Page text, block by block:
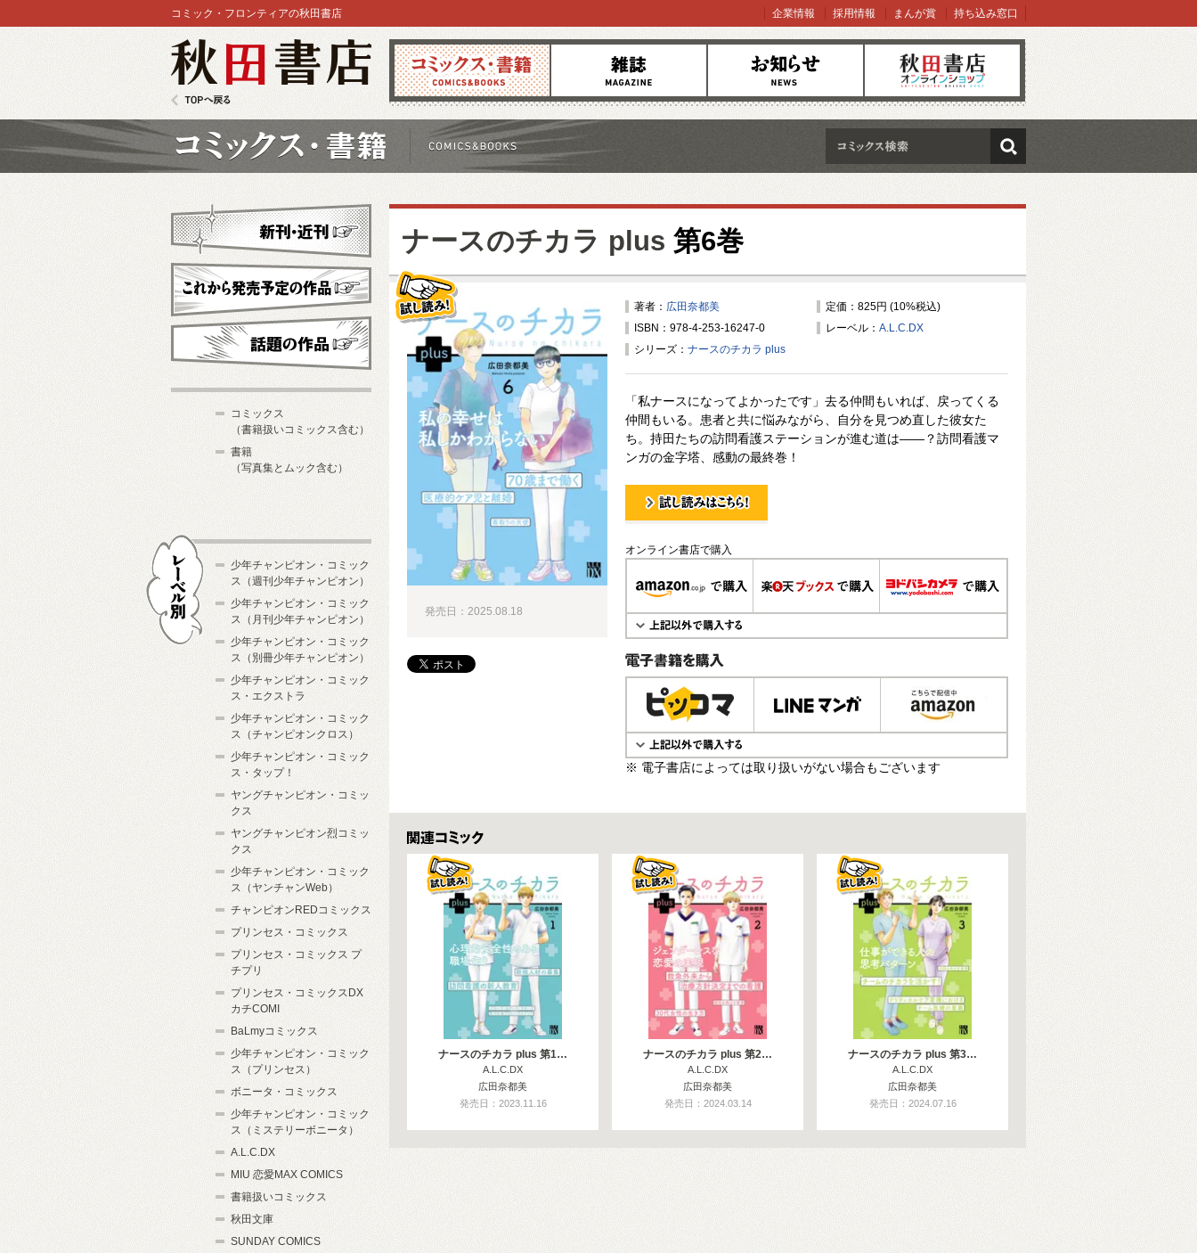
コミックス 雑誌 お知らせ オンラインショップ
コミック・フロンティアの秋田書店 企業情報 採用情報 まんが賞 持ち込み窓口
検索
ナースのチカラ plus 第6巻
著者： 広田奈都美
定価：825円 (10%税込)
ISBN：978-4-253-16247-0
レーベル： A.L.C.DX
シリーズ： ナースのチカラ plus
「私ナースになってよかったです」去る仲間もいれば、戻ってくる
仲間もいる。患者と共に悩みながら、自分を見つめ直した彼女た
ち。持田たちの訪問看護ステーションが進む道は――？訪問看護マ
ンガの金字塔、感動の最終巻！
試し読み！
オンライン書店で購入
電子書籍で購入
※ 電子書店によっては取り扱いがない場合もございます
発売日：2025.08.18
関連コミックス
ナースのチカラ plus 第1…
A.L.C.DX
広田奈都美
発売日：2023.11.16
ナースのチカラ plus 第2…
A.L.C.DX
広田奈都美
発売日：2024.03.14
ナースのチカラ plus 第3…
A.L.C.DX
広田奈都美
発売日：2024.07.16
新刊・近刊
これから発売予定
コミックス
（書籍扱いコミックス含む）
書籍
（写真集とムック含む）
少年チャンピオン・コミック
ス（週刊少年チャンピオン）
少年チャンピオン・コミック
ス（月刊少年チャンピオン）
少年チャンピオン・コミック
ス（別冊少年チャンピオン）
少年チャンピオン・コミック
ス・エクストラ
少年チャンピオン・コミック
ス（チャンピオンクロス）
少年チャンピオン・コミック
ス・タップ！
ヤングチャンピオン・コミッ
クス
ヤングチャンピオン烈コミッ
クス
少年チャンピオン・コミック
ス（ヤンチャンWeb）
チャンピオンREDコミックス
プリンセス・コミックス
プリンセス・コミックス プ
チプリ
プリンセス・コミックスDX
カチCOMI
BaLmyコミックス
少年チャンピオン・コミック
ス（プリンセス）
ボニータ・コミックス
少年チャンピオン・コミック
ス（ミステリーボニータ）
A.L.C.DX
MIU 恋愛MAX COMICS
書籍扱いコミックス
秋田文庫
SUNDAY COMICS